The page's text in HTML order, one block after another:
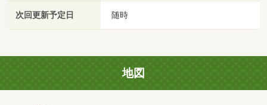
次回更新予定日 随時
地図